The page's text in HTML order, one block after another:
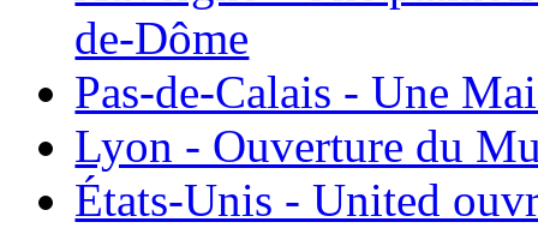
de-Dôme
Pas-de-Calais - Une
Lyon - Ouverture du
États-Unis - United